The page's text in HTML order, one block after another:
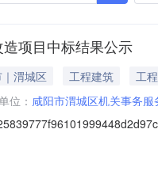
项目中标结果公示
渭城区 工程建筑
工程
位： 咸阳市渭城区机关事务服
城区机关事务服务中心地址